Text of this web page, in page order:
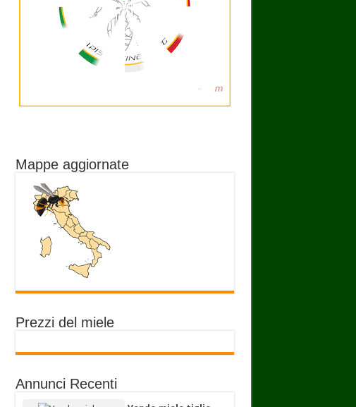
Mappe aggiornate
Prezzi del miele
Annunci Recenti